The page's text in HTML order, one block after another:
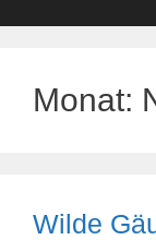
Monat:
Wilde